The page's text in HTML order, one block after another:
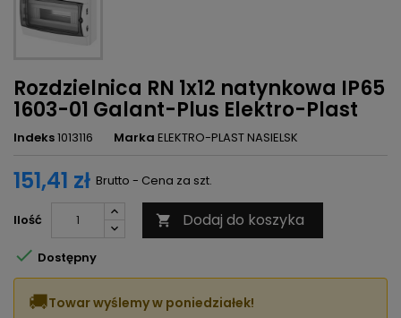
Rozdzielnica RN 1x12 natynkowa IP65
1603-01 Galant-Plus Elektro-Plast
Indeks1013116 Marka ELEKTRO-PLAST NASIELSK
151,41 zł Brutto - Cena za szt.
Ilość  Dodaj do koszyka
 Dostępny
🚚Towar wyślemy w poniedziałek!